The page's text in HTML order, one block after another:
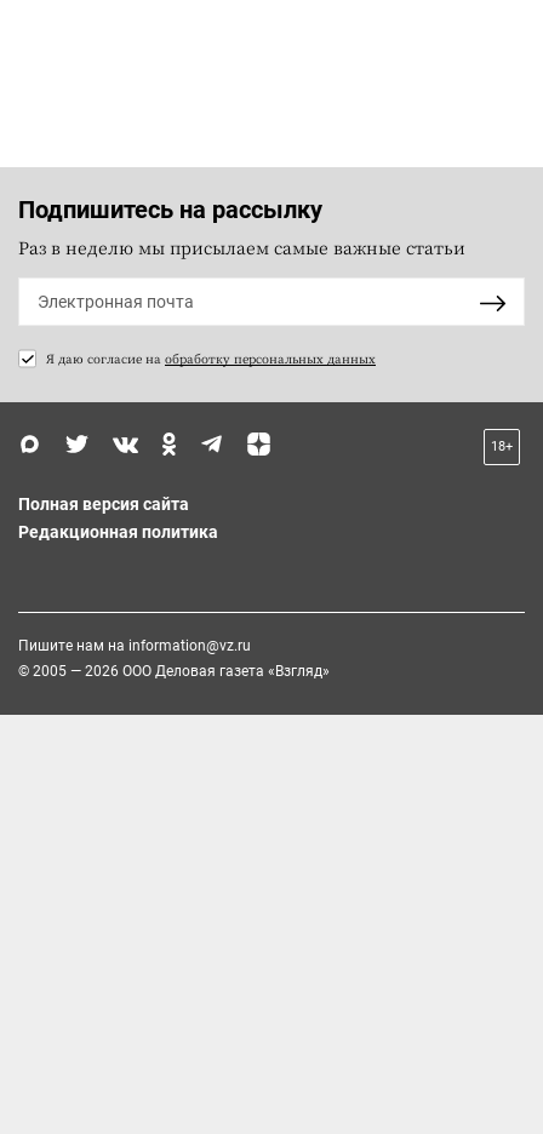
Подпишитесь на рассылку
Раз в неделю мы присылаем самые важные статьи
Я даю согласие на обработку персональных данных
18+
Полная версия сайта
Редакционная политика
Пишите нам на information@vz.ru
© 2005 — 2026 ООО Деловая газета «Взгляд»